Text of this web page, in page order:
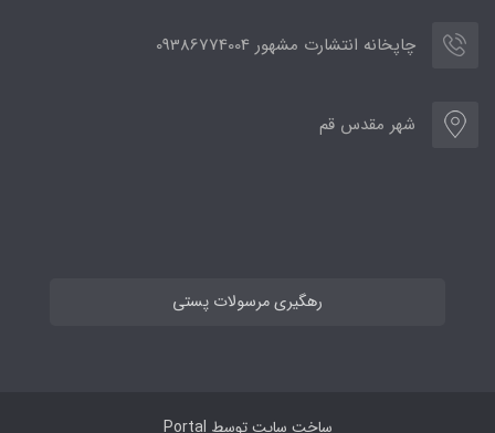
چاپخانه انتشارت مشهور 09386774004
شهر مقدس قم
رهگیری مرسولات پستی
ساخت سایت توسط Portal